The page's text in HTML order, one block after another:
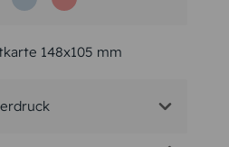
148x105 mm